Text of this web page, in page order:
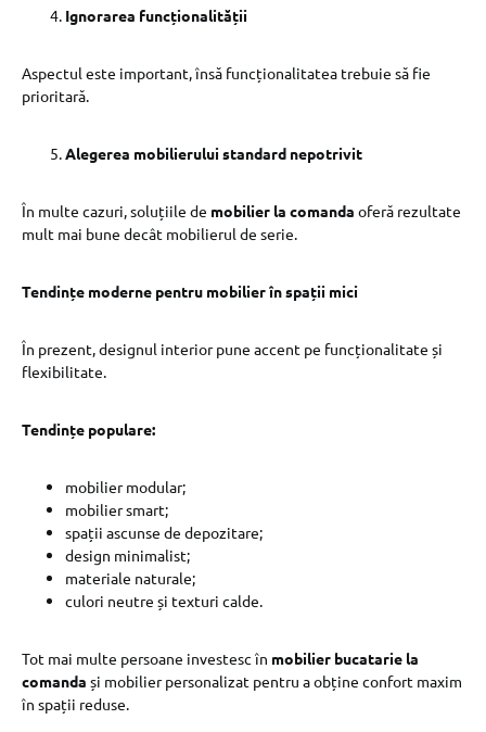
Ignorarea funcționalității
Aspectul este important, însă funcționalitatea trebuie să fie
prioritară.
Alegerea mobilierului standard nepotrivit
În multe cazuri, soluțiile de mobilier la comanda oferă rezultate
mult mai bune decât mobilierul de serie.
Tendințe moderne pentru mobilier în spații mici
În prezent, designul interior pune accent pe funcționalitate și
flexibilitate.
Tendințe populare:
mobilier modular;
mobilier smart;
spații ascunse de depozitare;
design minimalist;
materiale naturale;
culori neutre și texturi calde.
Tot mai multe persoane investesc în mobilier bucatarie la
comanda și mobilier personalizat pentru a obține confort maxim
în spații reduse.